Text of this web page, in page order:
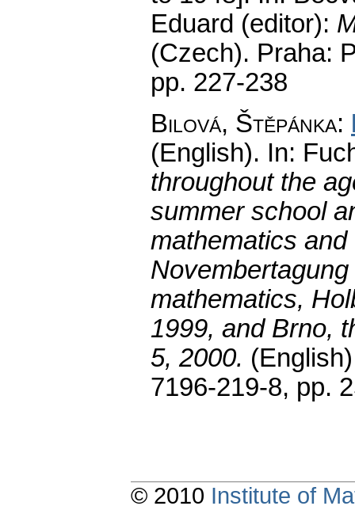
Eduard (editor):
(Czech). Praha:
pp. 227-238
Bilová, Štěpánka:
(English). In:
throughout the
summer school
mathematics
mathematics,
1999, and Brno,
5, 2000.
7196-219-8, pp.
© 2010 Institute of